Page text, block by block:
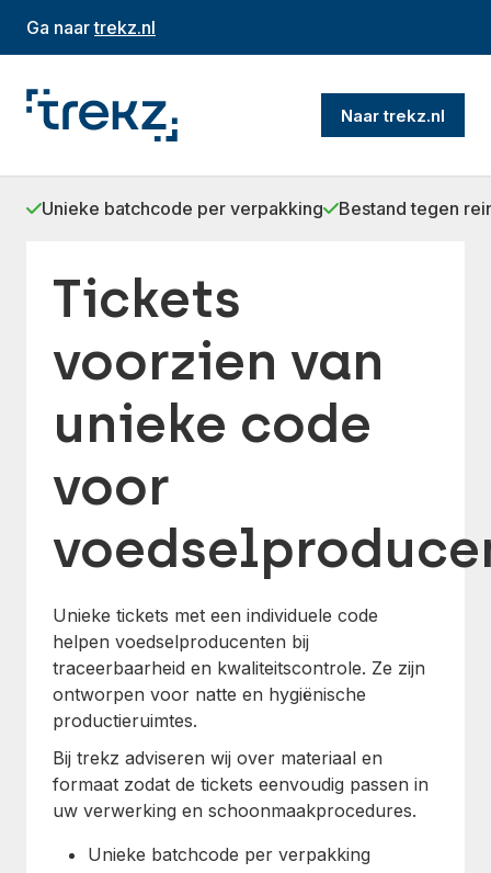
Ga naartrekz.nl
Naar trekz.nl
Unieke batchcode per verpakking Bestand tegen
Tickets
voorzien van
unieke code
voor
Unieke tickets met een individuele code
helpen voedselproducenten bij
traceerbaarheid en kwaliteitscontrole. Ze zijn
ontworpen voor natte en hygiënische
productieruimtes.
Bij trekz adviseren wij over materiaal en
formaat zodat de tickets eenvoudig passen in
uw verwerking en schoonmaakprocedures.
Unieke batchcode per verpakking